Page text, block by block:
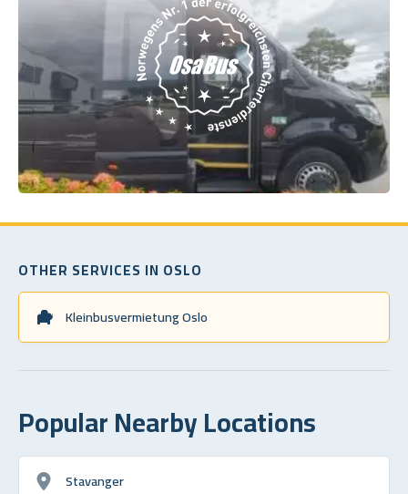
OTHER SERVICES IN OSLO
Kleinbusvermietung Oslo
Popular Nearby Locations
Stavanger